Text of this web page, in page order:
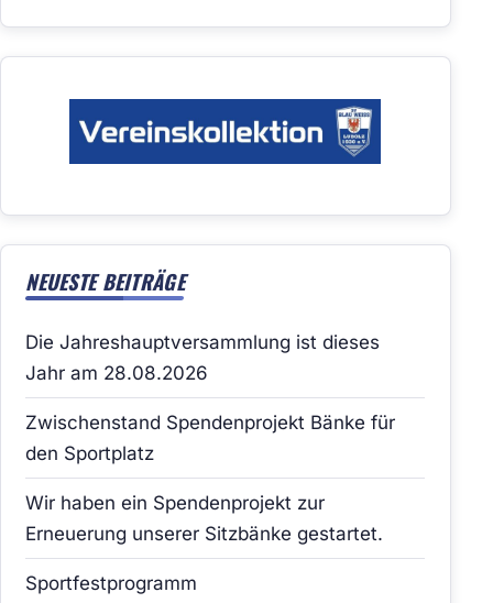
NEUESTE BEITRÄGE
Die Jahreshauptversammlung ist dieses
Jahr am 28.08.2026
Zwischenstand Spendenprojekt Bänke für
den Sportplatz
Wir haben ein Spendenprojekt zur
Erneuerung unserer Sitzbänke gestartet.
Sportfestprogramm